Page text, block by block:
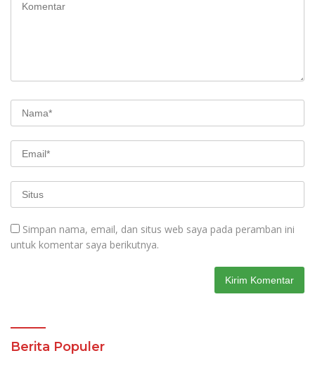
Simpan nama, email, dan situs web saya pada peramban ini
untuk komentar saya berikutnya.
Berita Populer